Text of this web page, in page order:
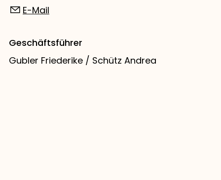
E-Mail
Geschäftsführer
Gubler Friederike / Schütz Andrea